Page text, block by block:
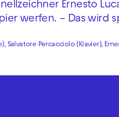
Ernesto
werfen. – Das wird
Salvatore Percacciolo (Klavier),